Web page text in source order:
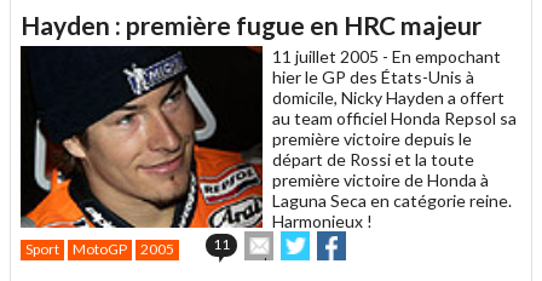
à
un
Hayden : première fugue en HRC majeur
11 juillet 2005 - En empochant
hier le GP des États-Unis à
domicile, Nicky Hayden a offert
au team officiel Honda Repsol sa
première victoire depuis le
départ de Rossi et la toute
première victoire de Honda à
Laguna Seca en catégorie reine.
Harmonieux !
Sport MotoGP 2005 11
Envoyer
cet
Partager
sur sur